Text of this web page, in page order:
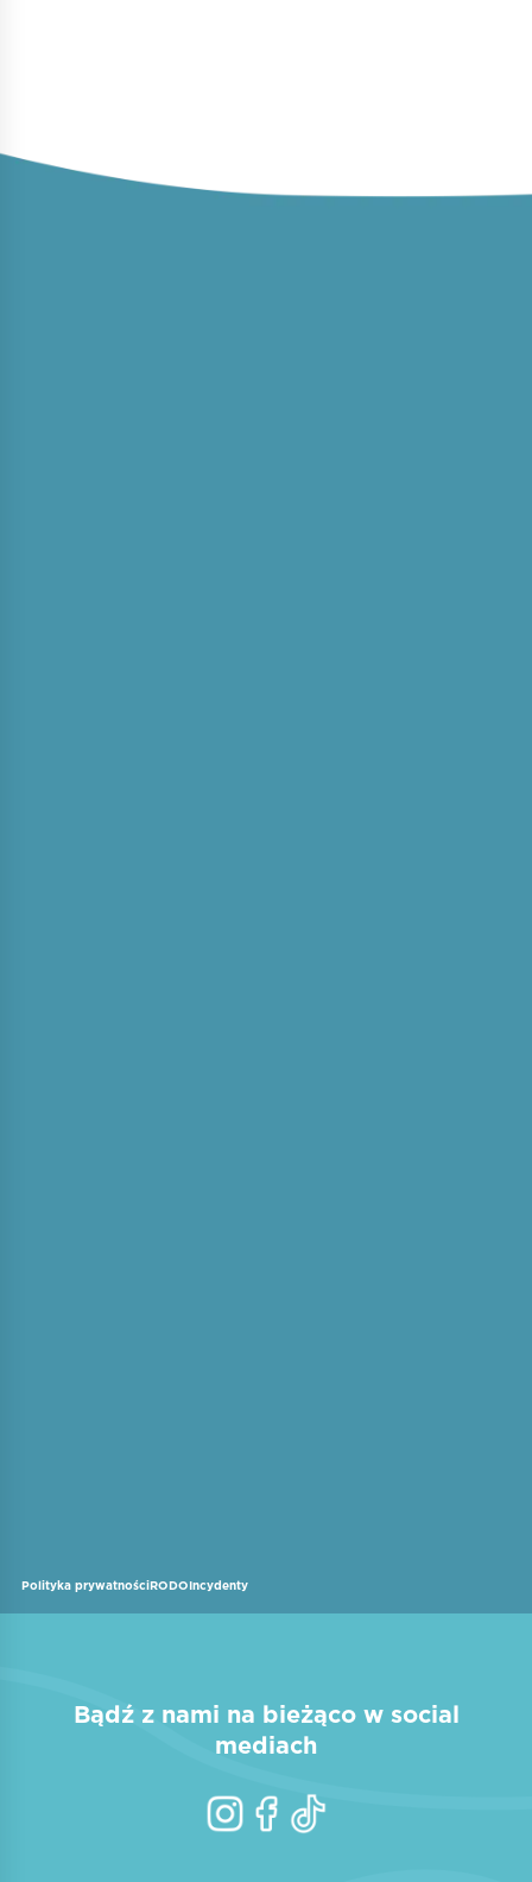
Polityka prywatnościRODOIncydenty
Bądź z nami na bieżąco w social
mediach